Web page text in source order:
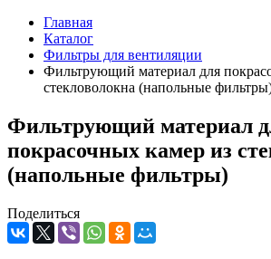
Главная
Каталог
Фильтры для вентиляции
Фильтрующий материал для
стекловолокна (напольные
Фильтрующий материал
покрасочных камер из
(напольные фильтры)
Поделиться